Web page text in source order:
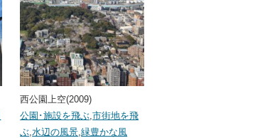
西公園上空(2009)
公園･施設を飛ぶ ,市街地を飛
ぶ ,水辺の風景 ,緑豊かな風